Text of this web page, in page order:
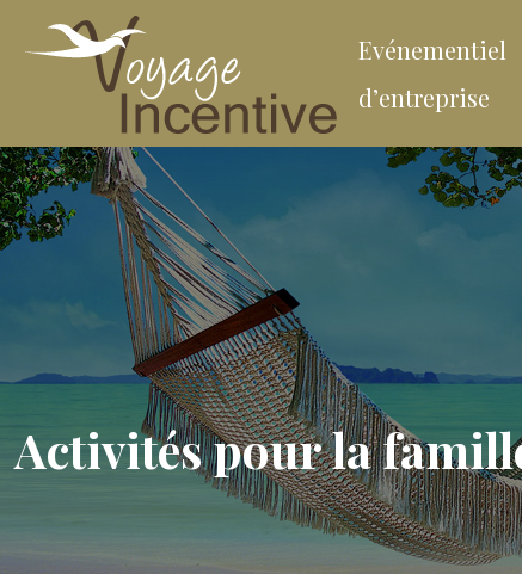
Evénementiel
d’entreprise
Activités pour la